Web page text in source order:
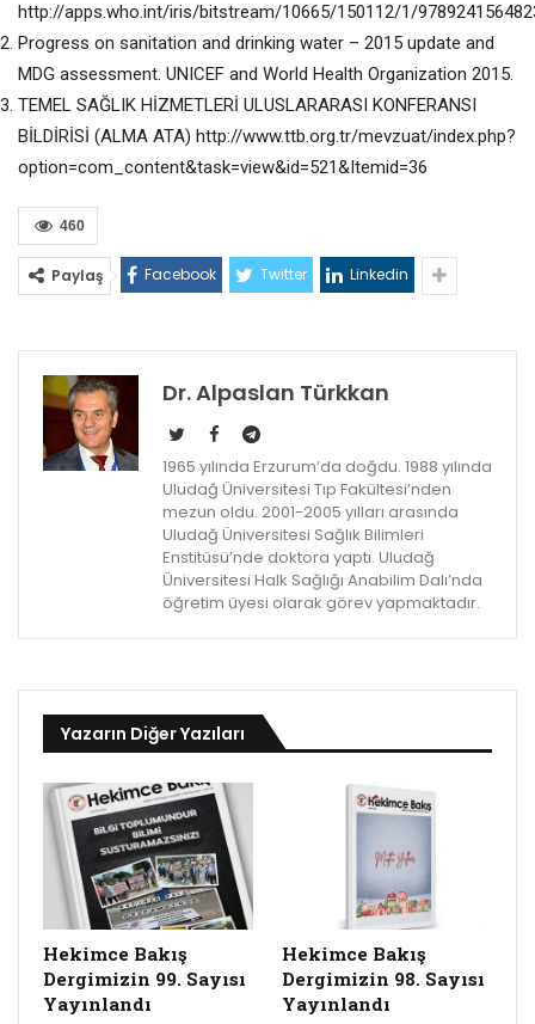
http://apps.who.int/iris/bitstream/10665/150112/1/
Progress on sanitation and drinking water – 2015 update and
MDG assessment. UNICEF and World Health Organization 2015.
TEMEL SAĞLIK HİZMETLERİ ULUSLARARASI KONFERANSI
BİLDİRİSİ (ALMA ATA) http://www.ttb.org.tr/mevzuat/index.php?
option=com_content&task=view&id=521&Itemid=36
460
Paylaş Facebook Twitter Linkedin
Dr. Alpaslan Türkkan
1965 yılında Erzurum’da doğdu. 1988 yılında
Uludağ Üniversitesi Tıp Fakültesi’nden
mezun oldu. 2001-2005 yılları arasında
Uludağ Üniversitesi Sağlık Bilimleri
Enstitüsü’nde doktora yaptı. Uludağ
Üniversitesi Halk Sağlığı Anabilim Dalı’nda
öğretim üyesi olarak görev yapmaktadır.
Yazarın Diğer Yazıları
Hekimce Bakış
Dergimizin 99. Sayısı
Yayınlandı
Hekimce Bakış
Dergimizin 98. Sayısı
Yayınlandı